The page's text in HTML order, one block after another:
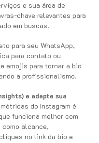
e sua área de
chave relevantes para
em buscas.
para seu WhatsApp,
para contato ou
emojis para tornar a bio
a profissionalismo.
e adapte sua
do Instagram é
funciona melhor com
alcance,
no link da bio e